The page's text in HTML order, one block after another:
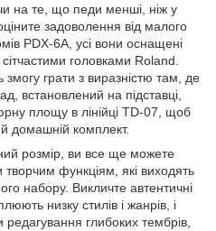
на те, що педи менші, ніж у
задоволення від малого
PDX-6A, усі вони оснащені
головками Roland.
змогу грати з виразністю там, де
встановлений на підставці,
площу в лінійці TD-07, щоб
домашній комплект.
розмір, ви все ще можете
функціям, які виходять
набору. Викличте автентичні
низку стилів і жанрів, і
редагування глибоких тембрів,